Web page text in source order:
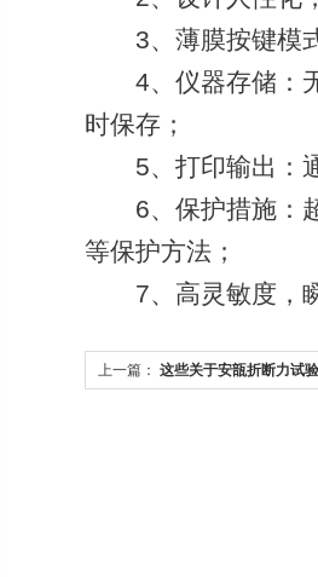
3、薄膜按键模
4、仪器存储：无
时保存；
5、打印输出：
6、保护措施：超
等保护方法；
7、高灵敏度，瞬
上一篇： 这些关于安瓿折断力试